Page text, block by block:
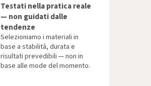
Testati nella pratica reale
— non guidati dalle
tendenze
Selezioniamo i materiali in
base a stabilità, durata e
risultati prevedibili — non in
base alle mode del momento.